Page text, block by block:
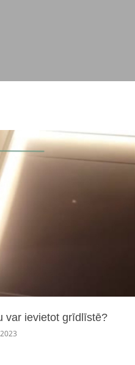
var ievietot grīdlīstē?
var ievietot grīdlīstē?